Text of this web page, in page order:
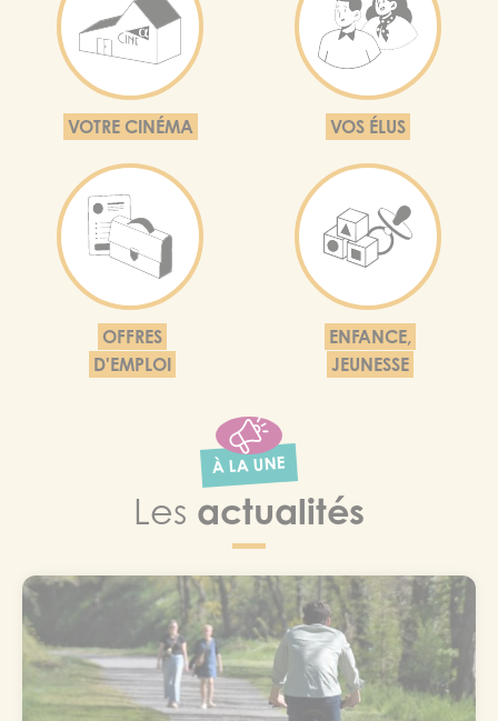
VOTRE CINÉMA VOS ÉLUS
OFFRES
D'EMPLOI
ENFANCE,
JEUNESSE
À LA UNE
Les actualités